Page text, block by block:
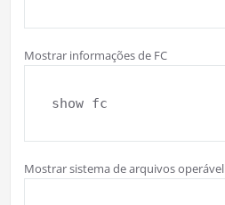
Mostrar informações de FC
show fc
Mostrar sistema de arquivos operável